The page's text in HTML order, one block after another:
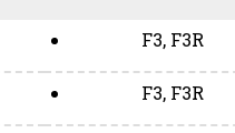
F3, F3R
F3, F3R